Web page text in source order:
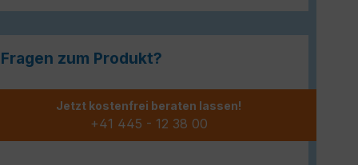
Fragen zum Produkt?
Jetzt kostenfrei beraten lassen!
+41 445 - 12 38 00